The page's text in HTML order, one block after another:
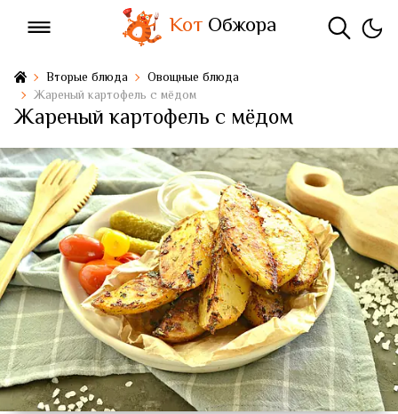
КотОбжора
Вторые блюда
Овощные блюда
Жареный картофель с мёдом
Жареный картофель с мёдом